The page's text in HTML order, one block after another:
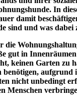
In
damit
sind und was dabei
die
gut in Innenräumen
keinen Garten zu
benötigen,
nicht unbedingt
Menschen